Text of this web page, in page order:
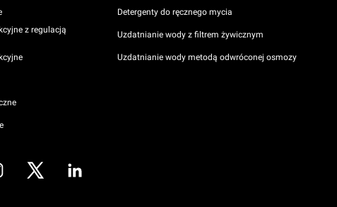
z regulacją
Detergenty do ręcznego mycia
Uzdatnianie wody z filtrem żywicznym
Uzdatnianie wody metodą odwróconej osmozy